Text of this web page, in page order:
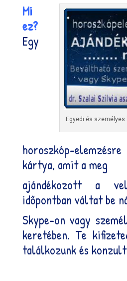
Egyedi és
Mi
ez?
Egy
horoszkóp-
kártya, amit a meg
ajándékozott a
időpontban váltat be
Skype-on vagy
keretében. Te
találkozunk és